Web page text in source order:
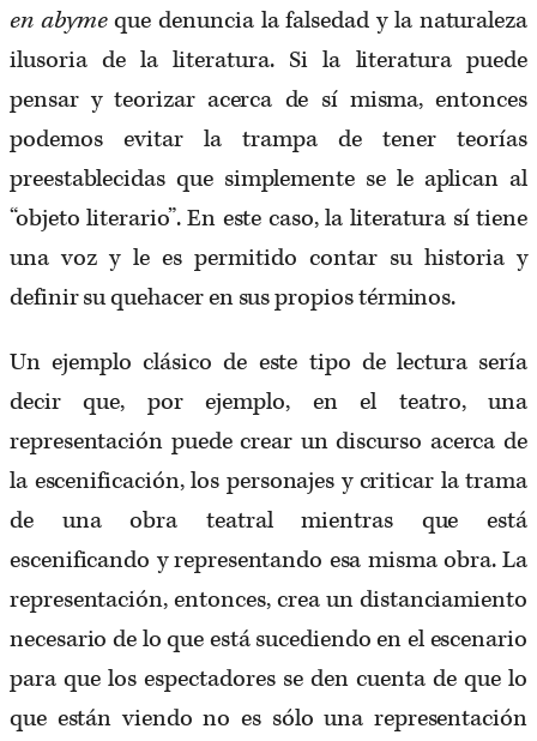
en abymeque denuncia la falsedad y la naturaleza
ilusoria de la literatura. Si la literatura puede
pensar y teorizar acerca de sí misma, entonces
podemos evitar la trampa de tener teorías
preestablecidas que simplemente se le aplican al
“objeto literario”. En este caso, la literatura sí tiene
una voz y le es permitido contar su historia y
definir su quehacer en sus propios términos.
Un ejemplo clásico de este tipo de lectura sería
decir que, por ejemplo, en el teatro, una
representación puede crear un discurso acerca de
la escenificación, los personajes y criticar la trama
de una obra teatral mientras que está
escenificando y representando esa misma obra. La
representación, entonces, crea un distanciamiento
necesario de lo que está sucediendo en el escenario
para que los espectadores se den cuenta de que lo
que están viendo no es sólo una representación